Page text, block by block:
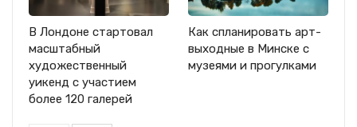
В Лондоне стартовал
масштабный
художественный
уикенд с участием
более 120 галерей
Как спланировать арт-
выходные в Минске с
музеями и прогулками